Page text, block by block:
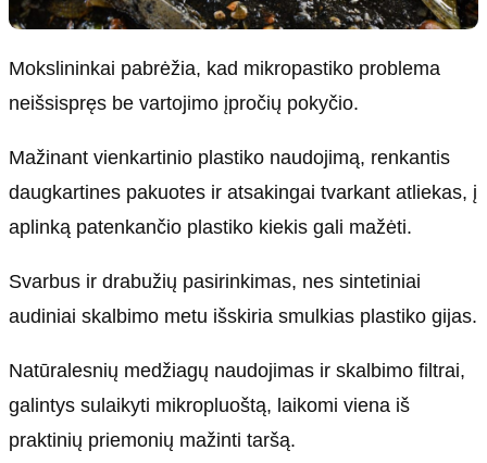
Mokslininkai pabrėžia, kad mikropastiko problema
neišsispręs be vartojimo įpročių pokyčio.
Mažinant vienkartinio plastiko naudojimą, renkantis
daugkartines pakuotes ir atsakingai tvarkant atliekas, į
aplinką patenkančio plastiko kiekis gali mažėti.
Svarbus ir drabužių pasirinkimas, nes sintetiniai
audiniai skalbimo metu išskiria smulkias plastiko gijas.
Natūralesnių medžiagų naudojimas ir skalbimo filtrai,
galintys sulaikyti mikropluoštą, laikomi viena iš
praktinių priemonių mažinti taršą.